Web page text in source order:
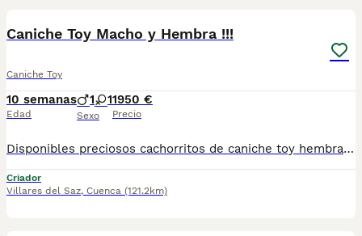
Caniche Toy Macho y Hembra !!!
Caniche Toy
10 semanas
Edad
1 1
Sexo
1950 €
Precio
Disponibles preciosos cachorritos de caniche toy hembra y macho un verdadero encanto se entregarán primera semana de septiembre con toda la vacunación completa, para que se. Vallan fuertes y sanos con sus nuevas familias estos cachorritos que estás viendo en las fotos ya que son actuales de los cachorros disponibles, para más información no dudes en pedirnos información estaremos encantados de poderte ayudar. Un saludo Hembra 2200
Criador
Villares del Saz, Cuenca (121.2km)